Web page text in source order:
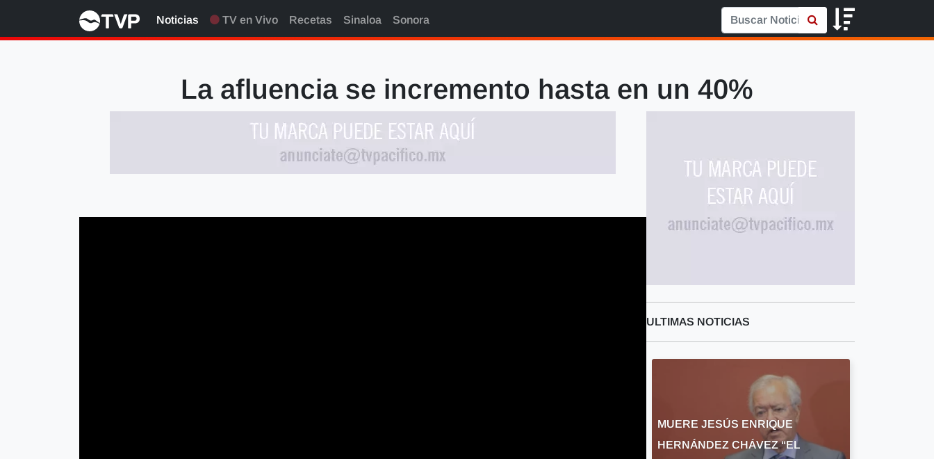
Noticias TV en Vivo Recetas Sinaloa Sonora
La afluencia se incremento hasta en un 40%
ULTIMAS NOTICIAS
MUERE JESÚS ENRIQUE
HERNÁNDEZ CHÁVEZ “EL